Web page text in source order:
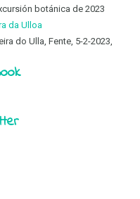
botánica de 2023
da Ulloa